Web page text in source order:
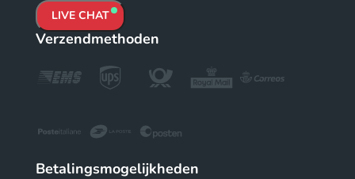
LIVE CHAT
Verzendmethoden
Betalingsmogelijkheden